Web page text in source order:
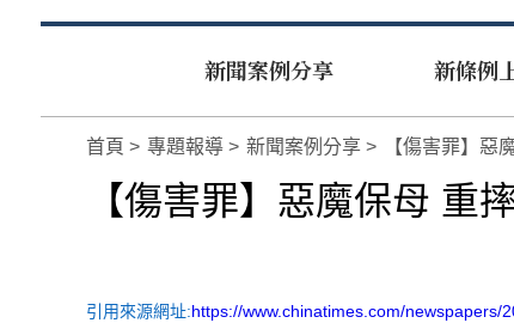
新聞案例分享 新條例
首頁 專題報導 新聞案例分享 【傷害罪】惡
【傷害罪】惡魔保母 重
引用來源網址:https://www.chinatimes.com/newspapers/